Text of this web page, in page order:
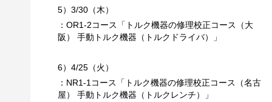
5）3/30（木）
：OR1-2コース「トルク機器の修理校正コース（大
阪） 手動トルク機器（トルクドライバ）」
6）4/25（火）
：NR1-1コース「トルク機器の修理校正コース（名古
屋） 手動トルク機器（トルクレンチ）」